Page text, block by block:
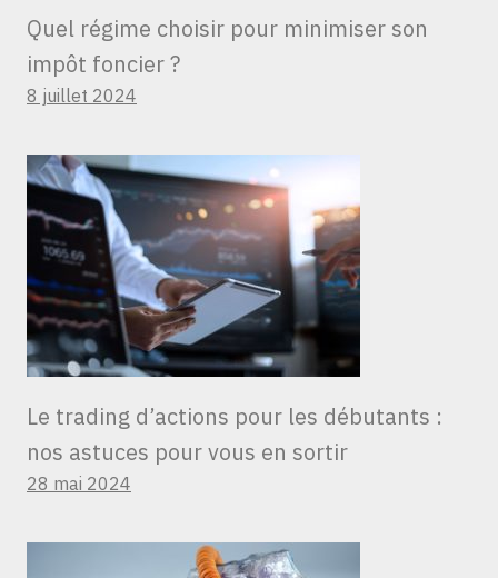
Quel régime choisir pour minimiser son
impôt foncier ?
8 juillet 2024
Le trading d’actions pour les débutants :
nos astuces pour vous en sortir
28 mai 2024